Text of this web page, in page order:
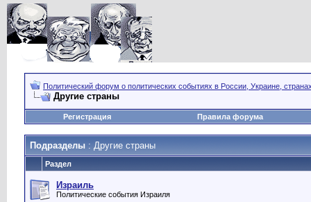
Политический форум о политических событиях в России, Украине,
Другие страны
Регистрация Правила форума
Подразделы : Другие страны
Раздел
Израиль
Политические события Израиля